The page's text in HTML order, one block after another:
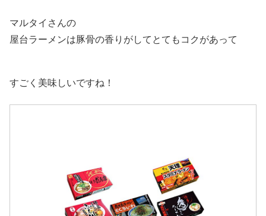
マルタイさんの
屋台ラーメンは豚骨の香りがしてとてもコクがあって
すごく美味しいですね！